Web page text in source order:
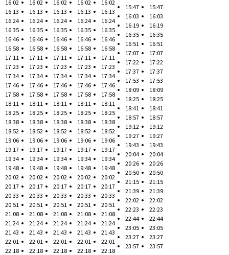
16:02
16:13
16:24
16:35
16:46
16:58
17:11
17:23
17:34
17:46
17:58
18:11
18:25
18:38
18:52
19:06
19:17
19:34
19:48
20:02
20:17
20:33
20:51
21:08
21:24
21:43
22:01
22:18
16:02
16:13
16:24
16:35
16:46
16:58
17:11
17:23
17:34
17:46
17:58
18:11
18:25
18:38
18:52
19:06
19:17
19:34
19:48
20:02
20:17
20:33
20:51
21:08
21:24
21:43
22:01
22:18
16:02
16:13
16:24
16:35
16:46
16:58
17:11
17:23
17:34
17:46
17:58
18:11
18:25
18:38
18:52
19:06
19:17
19:34
19:48
20:02
20:17
20:33
20:51
21:08
21:24
21:43
22:01
22:18
16:02
16:13
16:24
16:35
16:46
16:58
17:11
17:23
17:34
17:46
17:58
18:11
18:25
18:38
18:52
19:06
19:17
19:34
19:48
20:02
20:17
20:33
20:51
21:08
21:24
21:43
22:01
22:18
16:02
16:13
16:24
16:35
16:46
16:58
17:11
17:23
17:34
17:46
17:58
18:11
18:25
18:38
18:52
19:06
19:17
19:34
19:48
20:02
20:17
20:33
20:51
21:08
21:24
21:43
22:01
22:18
15:47
16:03
16:19
16:35
16:51
17:07
17:22
17:37
17:53
18:09
18:25
18:41
18:57
19:12
19:27
19:43
20:04
20:26
20:50
21:15
21:39
22:02
22:23
22:44
23:05
23:27
23:57
15:47
16:03
16:19
16:35
16:51
17:07
17:22
17:37
17:53
18:09
18:25
18:41
18:57
19:12
19:27
19:43
20:04
20:26
20:50
21:15
21:39
22:02
22:23
22:44
23:05
23:27
23:57